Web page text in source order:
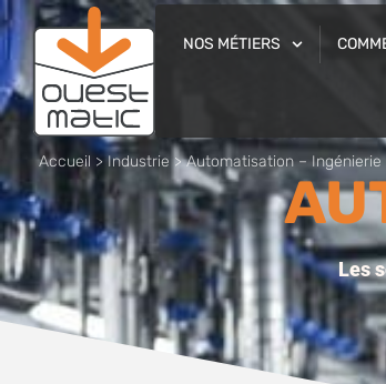
NOS MÉTIERS
Accueil >Industrie >Automatisation – Ingénierie
Les